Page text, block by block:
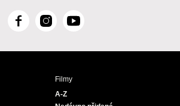
F
c
I
s
Y
u
Filmy
A-Z